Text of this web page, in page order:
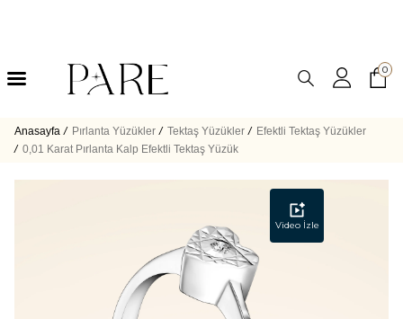
0
Anasayfa / Pırlanta Yüzükler / Tektaş Yüzükler / Efektli Tektaş Yüzükler
/ 0,01 Karat Pırlanta Kalp Efektli Tektaş Yüzük
Video İzle